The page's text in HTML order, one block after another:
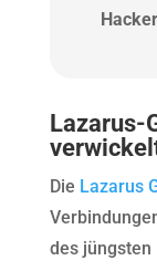
Lazarus-
Die Lazarus
des jüngsten